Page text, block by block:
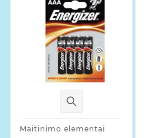
Maitinimo elementai